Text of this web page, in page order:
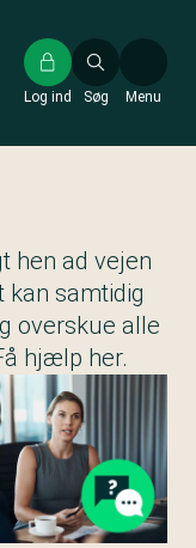
Søg
Log ind Menu
hen ad vejen
kan samtidig
overskue alle
hjælp her.